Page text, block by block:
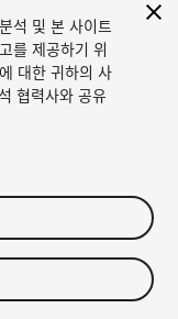
셋 판매
이드라인
툴
석 및 본 사이트
를 제공하기 위
대한 귀하의 사
협력사와 공유